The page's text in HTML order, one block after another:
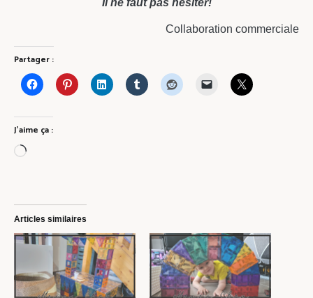
Collaboration commerciale
Partager :
J’aime ça :
Chargement…
Articles similaires